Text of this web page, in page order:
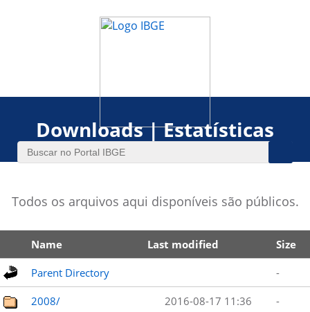
Downloads | Estatísticas
Todos os arquivos aqui disponíveis são públicos.
Name Last modified Size
Parent Directory -
2008/ 2016-08-17 11:36 -